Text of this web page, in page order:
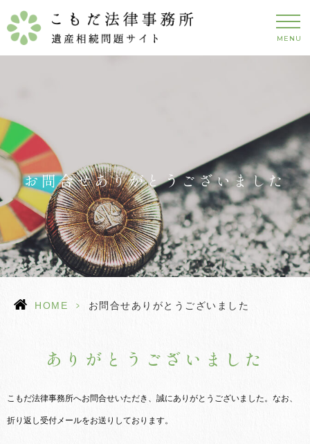
MENU
お問合せありがとうございました
HOME > お問合せありがとうございました
ありがとうございました
こもだ法律事務所へお問合せいただき、誠にありがとうございました。なお、
折り返し受付メールをお送りしております。